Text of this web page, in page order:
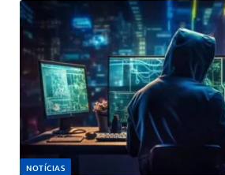
NOTÍCIAS